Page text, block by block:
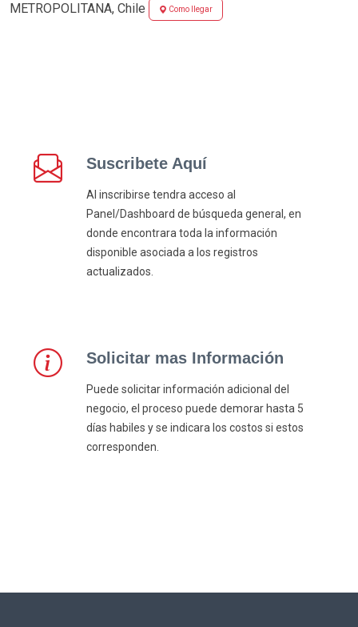
METROPOLITANA, Chile
Como llegar
Suscribete Aquí
Al inscribirse tendra acceso al
Panel/Dashboard de búsqueda general, en
donde encontrara toda la información
disponible asociada a los registros
actualizados.
Solicitar mas Información
Puede solicitar información adicional del
negocio, el proceso puede demorar hasta 5
días habiles y se indicara los costos si estos
corresponden.